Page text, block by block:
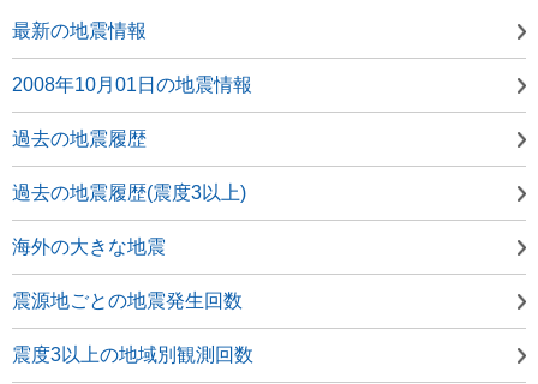
最新の地震情報
2008年10月01日の地震情報
過去の地震履歴
過去の地震履歴(震度3以上)
海外の大きな地震
震源地ごとの地震発生回数
震度3以上の地域別観測回数